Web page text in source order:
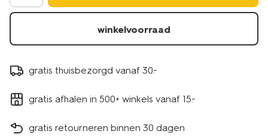
winkelvoorraad
gratis thuisbezorgd vanaf 30.-
gratis afhalen in 500+ winkels vanaf 15.-
gratis retourneren binnen 30 dagen